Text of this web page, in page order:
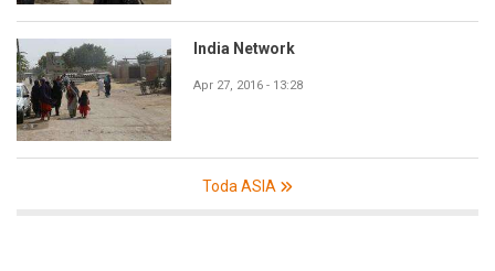
India Network
Apr 27, 2016 - 13:28
Toda ASIA